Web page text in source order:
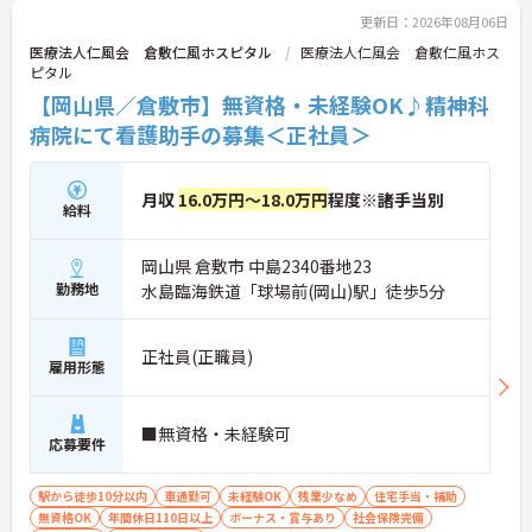
入社後1年間は専用のチューターがつき手厚くフォ
ローするため、新しい環境への不安を軽減できま
す。最大185万円の賞与支給の実績や、宿泊費補助
等の独自の福利厚生制度も備わっており、有資格者
の方がご自身の個性を大切にしながらやりがいを持
って働き続けられるおすすめの職場です。
★おすすめPOINT★
【夜勤なし×年間休日119日！オンオフのメリハリ
をつけて働ける環境です】
119日がしっかりと確保されています
・毎月1日付与されるリフレッシュ休暇と有給を組
み合わせて連休を取得しプライベートを満喫できま
・子育てサポート企業として「くるみん認定」を取
得しており未就学児向けのこども休暇など支援体制
い待遇と福利厚生が魅力です】
・頑張りをしっかり還元する過去実績最大185万円
の賞与や配偶者・お子様への手厚い扶養手当を支給
しています
・宿泊費補助などが受けられる独自の「ツクイPLU
更新日：2026年08月06日
医療法人仁風会 倉敷仁風ホスピタル
医療法人仁風会 倉敷仁風ホス
ピタル
【岡山県／倉敷市】無資格・未経験OK♪精神科
病院にて看護助手の募集＜正社員＞
給料 月収 16.0万円～18.0万円程度※諸手当別
勤務地
岡山県 倉敷市 中島2340番地23
水島臨海鉄道「球場前(岡山)駅」徒歩5分
雇用形態 正社員(正職員)
応募要件 ■無資格・未経験可
駅から徒歩10分以内 車通勤可 未経験OK 残業少なめ
住宅手当・補助
無資格OK
年間休日110日以上 ボーナス・賞与あり
社会保険完備